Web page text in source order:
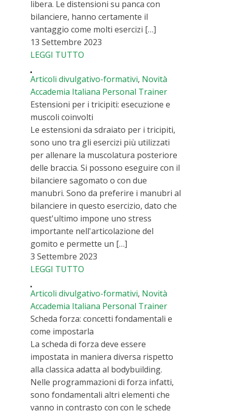
libera. Le distensioni su panca con
bilanciere, hanno certamente il
vantaggio come molti esercizi […]
13 Settembre 2023
LEGGI TUTTO
Articoli divulgativo-formativi, Novità
Accademia Italiana Personal Trainer
Estensioni per i tricipiti: esecuzione e
muscoli coinvolti
Le estensioni da sdraiato per i tricipiti,
sono uno tra gli esercizi più utilizzati
per allenare la muscolatura posteriore
delle braccia. Si possono eseguire con il
bilanciere sagomato o con due
manubri. Sono da preferire i manubri al
bilanciere in questo esercizio, dato che
quest'ultimo impone uno stress
importante nell'articolazione del
gomito e permette un […]
3 Settembre 2023
LEGGI TUTTO
Articoli divulgativo-formativi, Novità
Accademia Italiana Personal Trainer
Scheda forza: concetti fondamentali e
come impostarla
La scheda di forza deve essere
impostata in maniera diversa rispetto
alla classica adatta al bodybuilding.
Nelle programmazioni di forza infatti,
sono fondamentali altri elementi che
vanno in contrasto con con le schede